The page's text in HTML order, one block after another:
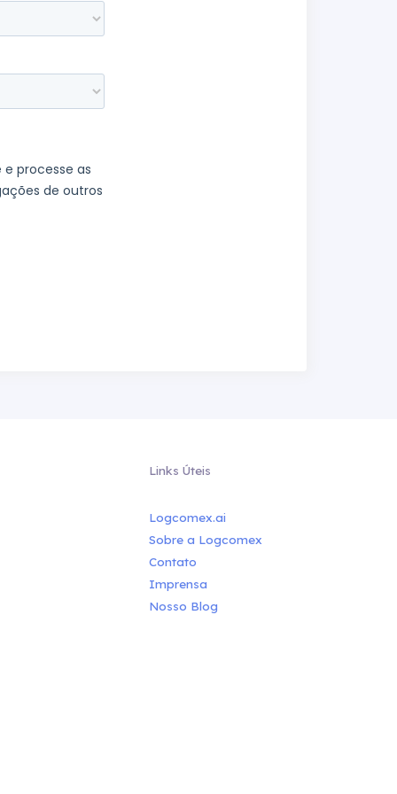
Links Úteis
Logcomex.ai
Sobre a Logcomex
Contato
Imprensa
Nosso Blog